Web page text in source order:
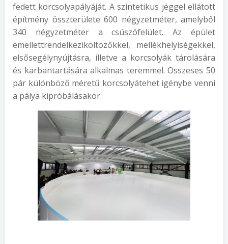
fedett korcsolyapályáját. A szintetikus jéggel ellátott
építmény összterülete 600 négyzetméter, amelyből
340 négyzetméter a csúszófelület. Az épület
emellettrendelkeziköltözőkkel, mellékhelyiségekkel,
elsősegélynyújtásra, illetve a korcsolyák tárolására
és karbantartására alkalmas teremmel. Összeses 50
pár különböző méretű korcsolyátehet igénybe venni
a pálya kipróbálásakor.